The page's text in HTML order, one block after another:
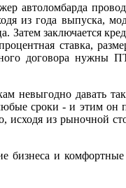
автоломбарда
из года выпуска,
заключается
ставка,
договора нужны
невыгодно давать
сроки - и этим он
из рыночной
бизнеса и